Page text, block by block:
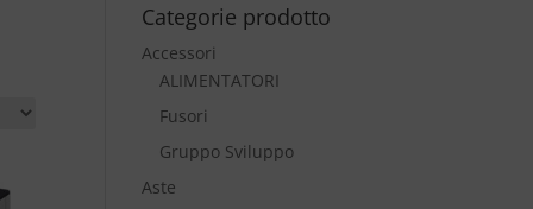
Categorie prodotto
Accessori
ALIMENTATORI
Fusori
Gruppo Sviluppo
Aste